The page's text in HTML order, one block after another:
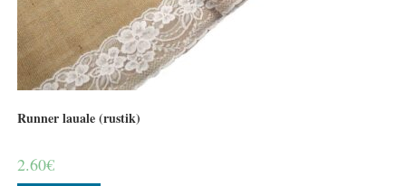
Runner lauale (rustik)
2.60€